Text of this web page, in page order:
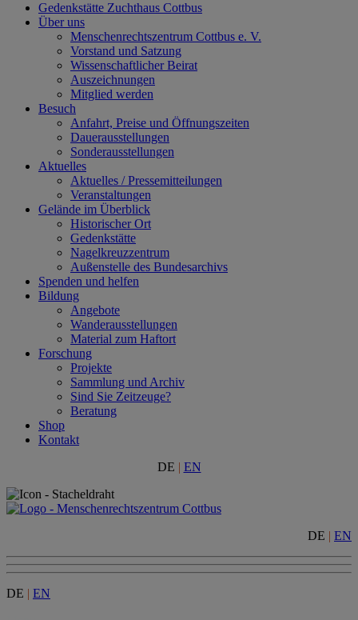
Gedenkstätte Zuchthaus Cottbus
Über uns
Menschenrechtszentrum Cottbus e. V.
Vorstand und Satzung
Wissenschaftlicher Beirat
Auszeichnungen
Mitglied werden
Besuch
Anfahrt, Preise und Öffnungszeiten
Dauerausstellungen
Sonderausstellungen
Aktuelles
Aktuelles / Pressemitteilungen
Veranstaltungen
Gelände im Überblick
Historischer Ort
Gedenkstätte
Nagelkreuzzentrum
Außenstelle des Bundesarchivs
Spenden und helfen
Bildung
Angebote
Wanderausstellungen
Material zum Haftort
Forschung
Projekte
Sammlung und Archiv
Sind Sie Zeitzeuge?
Beratung
Shop
Kontakt
DE | EN
DE | EN
DE | EN